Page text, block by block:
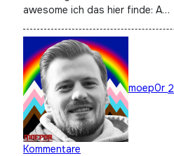
awesome ich das hier finde: A…
moep0r
Kommentare